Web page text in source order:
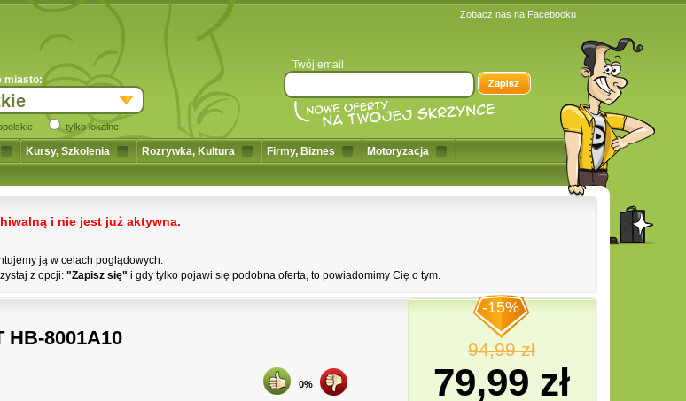
miasto:
tylko lokalne
Twój email
Zobacz nas na Facebooku
Kursy, Szkolenia Rozrywka, Kultura Firmy, Biznes
Motoryzacja
i nie jest już aktywna.
ją w celach poglądowych.
z opcji: "Zapisz się" i gdy tylko pojawi się podobna oferta, to powiadomimy Cię o tym.
HB-8001A10
0%
-15%
94,99 zł
79,99 zł